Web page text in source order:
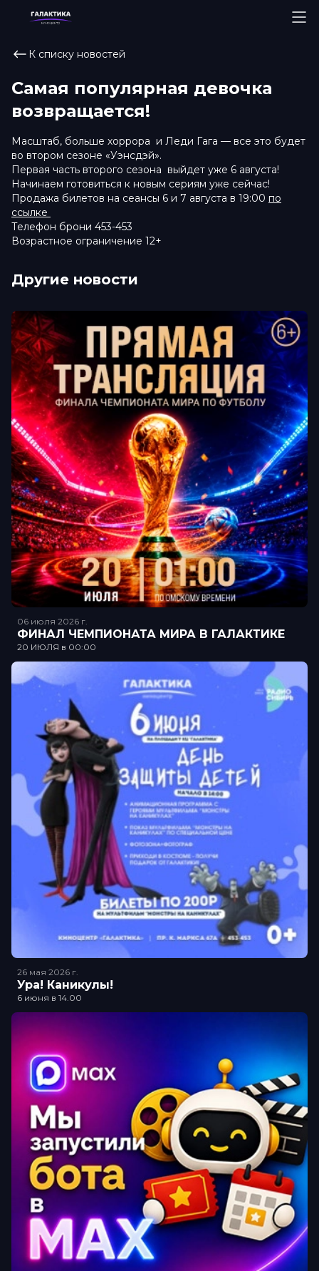
К списку новостей
Самая популярная девочка
возвращается!
Масштаб, больше хоррора и Леди Гага — все это будет
во втором сезоне «Уэнсдэй».
Первая часть второго сезона выйдет уже 6 августа!
Начинаем готовиться к новым сериям уже сейчас!
Продажа билетов на сеансы 6 и 7 августа в 19:00 по
ссылке
Телефон брони 453-453
Возрастное ограничение 12+
Другие новости
06 июля 2026 г.
ФИНАЛ ЧЕМПИОНАТА МИРА В ГАЛАКТИКЕ
20 ИЮЛЯ в 00:00
26 мая 2026 г.
Ура! Каникулы!
6 июня в 14.00